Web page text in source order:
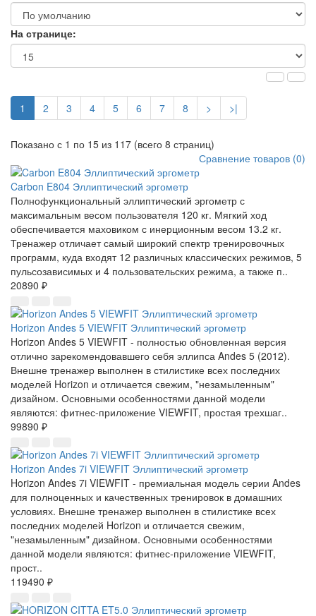
На странице:
1 2 3 4 5 6 7 8 > >|
Показано с 1 по 15 из 117 (всего 8 страниц)
Сравнение товаров (0)
Carbon E804 Эллиптический эргометр
Полнофункциональный эллиптический эргометр с
максимальным весом пользователя 120 кг. Мягкий ход
обеспечивается маховиком с инерционным весом 13.2 кг.
Тренажер отличает самый широкий спектр тренировочных
программ, куда входят 12 различных классических режимов, 5
пульсозависимых и 4 пользовательских режима, а также п..
20890 ₽
Horizon Andes 5 VIEWFIT Эллиптический эргометр
Horizon Andes 5 VIEWFIT - полностью обновленная версия
отлично зарекомендовавшего себя эллипса Andes 5 (2012).
Внешне тренажер выполнен в стилистике всех последних
моделей Horizon и отличается свежим, "незамыленным"
дизайном. Основными особенностями данной модели
являются: фитнес-приложение VIEWFIT, простая трехшаг..
99890 ₽
Horizon Andes 7i VIEWFIT Эллиптический эргометр
Horizon Andes 7i VIEWFIT - премиальная модель серии Andes
для полноценных и качественных тренировок в домашних
условиях. Внешне тренажер выполнен в стилистике всех
последних моделей Horizon и отличается свежим,
"незамыленным" дизайном. Основными особенностями
данной модели являются: фитнес-приложение VIEWFIT,
прост..
119490 ₽